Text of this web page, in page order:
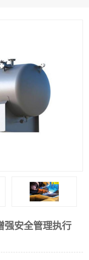
强安全管理执行